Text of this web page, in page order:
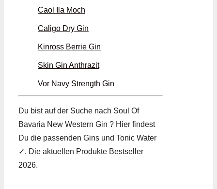
Caol Ila Moch
Caligo Dry Gin
Kinross Berrie Gin
Skin Gin Anthrazit
Vor Navy Strength Gin
Du bist auf der Suche nach Soul Of
Bavaria New Western Gin ? Hier findest
Du die passenden Gins und Tonic Water
✓. Die aktuellen Produkte Bestseller
2026.